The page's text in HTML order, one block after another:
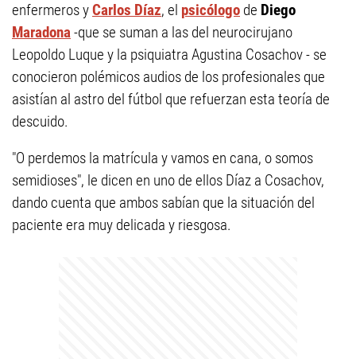
enfermeros yCarlos Díaz, el psicólogo de Diego
Maradona-que se suman a las del neurocirujano
Leopoldo Luque y la psiquiatra Agustina Cosachov - se
conocieron polémicos audios de los profesionales que
asistían al astro del fútbol que refuerzan esta teoría de
descuido.
"O perdemos la matrícula y vamos en cana, o somos
semidioses", le dicen en uno de ellos Díaz a Cosachov,
dando cuenta que ambos sabían que la situación del
paciente era muy delicada y riesgosa.